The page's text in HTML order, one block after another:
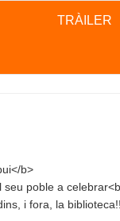
TRÀILER
b>
poble a
i fora, la biblioteca!!